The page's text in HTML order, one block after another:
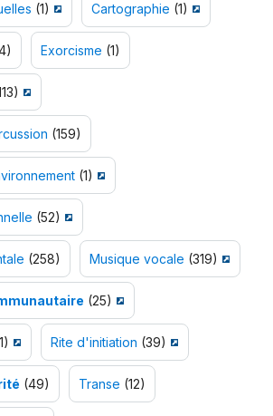
(1) Cartographie (1)
Exorcisme (1)
(159)
(1)
(52)
(258) Musique vocale (319)
(25)
Rite d'initiation (39)
(49) Transe (12)